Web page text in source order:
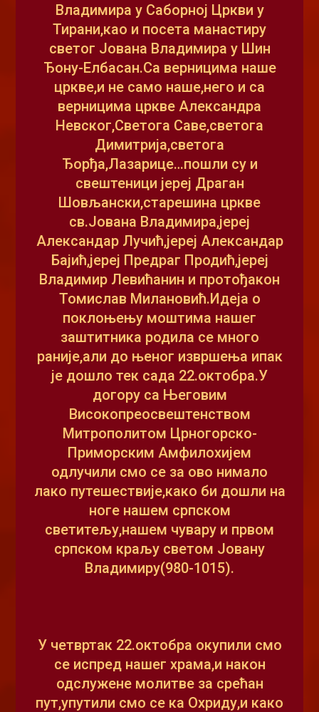
Владимира у Саборној Цркви у
Тирани,као и посета манастиру
светог Јована Владимира у Шин
Ђону-Елбасан.Са верницима наше
цркве,и не само наше,него и са
верницима цркве Александра
Невског,Светога Саве,светога
Димитрија,светога
Ђорђа,Лазарице…пошли су и
свештеници јереј Драган
Шовљански,старешина цркве
св.Јована Владимира,јереј
Александар Лучић,јереј Александар
Бајић,јереј Предраг Продић,јереј
Владимир Левићанин и протођакон
Томислав Милановић.Идеја о
поклоњењу моштима нашег
заштитника родила се много
раније,али до њеног извршења ипак
је дошло тек сада 22.октобра.У
догору са Његовим
Високопреосвештенством
Митрополитом Црногорско-
Приморским Амфилохијем
одлучили смо се за ово нимало
лако путешествије,како би дошли на
ноге нашем српском
светитељу,нашем чувару и првом
српском краљу светом Јовану
Владимиру(980-1015).
У четвртак 22.октобра окупили смо
се испред нашег храма,и након
одслужене молитве за срећан
пут,упутили смо се ка Охриду,и како